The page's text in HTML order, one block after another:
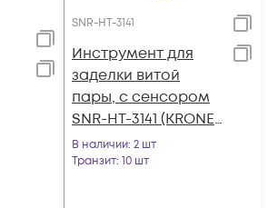
SNR-HT-3141
Инструмент для
заделки витой
пары, с сенсором
SNR-HT-3141 (KRONE-
TOOL)
В наличии: 2 шт
Транзит: 10 шт